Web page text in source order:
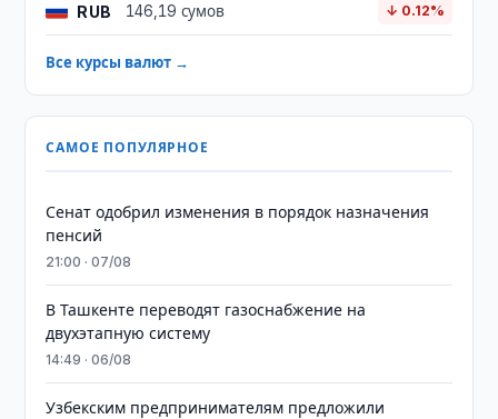
RUB 146,19 сумов ↓ 0.12%
Все курсы валют →
САМОЕ ПОПУЛЯРНОЕ
Сенат одобрил изменения в порядок назначения
пенсий
21:00 · 07/08
В Ташкенте переводят газоснабжение на
двухэтапную систему
14:49 · 06/08
Узбекским предпринимателям предложили